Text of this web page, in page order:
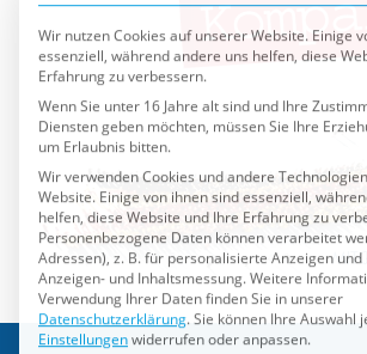
Wenn Sie unter 16 Jahre alt sind und Ihre
Diensten geben möchten, müssen Sie Ihre
um Erlaubnis bitten.
Wir verwenden Cookies und andere Technologien
Website. Einige von ihnen sind essenziell,
helfen, diese Website und Ihre Erfahrung zu
Personenbezogene Daten können verarbeitet
Anzeigen- und Inhaltsmessung.Weitere
Verwendung Ihrer Daten finden Sie in unserer
Datenschutzerklärung.Sie können Ihre Auswahl
Einstellungenwiderrufen oder anpassen.
Es folgt eine Liste der Service-
Essenziell
Externe Medien